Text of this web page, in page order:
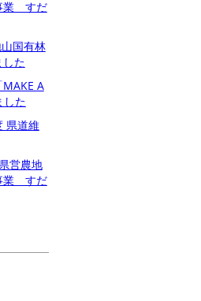
業 すだ
国有林
た
MAKE A
した
県道維
営農地
業 すだ